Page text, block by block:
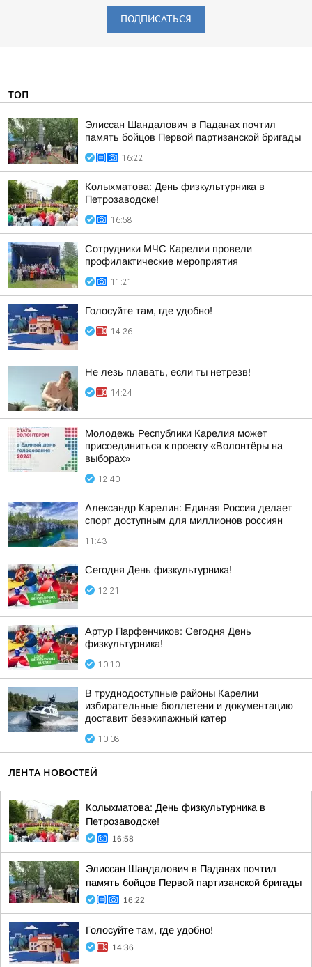
ПОДПИСАТЬСЯ
ТОП
Элиссан Шандалович в Паданах почтил
память бойцов Первой партизанской бригады
16:22
Колыхматова: День физкультурника в
Петрозаводске!
16:58
Сотрудники МЧС Карелии провели
профилактические мероприятия
11:21
Голосуйте там, где удобно!
14:36
Не лезь плавать, если ты нетрезв!
14:24
Молодежь Республики Карелия может
присоединиться к проекту «Волонтёры на
выборах»
12:40
Александр Карелин: Единая Россия делает
спорт доступным для миллионов россиян
11:43
Сегодня День физкультурника!
12:21
Артур Парфенчиков: Сегодня День
физкультурника!
10:10
В труднодоступные районы Карелии
избирательные бюллетени и документацию
доставит безэкипажный катер
10:08
ЛЕНТА НОВОСТЕЙ
Колыхматова: День физкультурника в
Петрозаводске!
16:58
Элиссан Шандалович в Паданах почтил
память бойцов Первой партизанской бригады
16:22
Голосуйте там, где удобно!
14:36